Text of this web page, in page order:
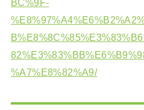
BC%9F-
%A7%E8%82%A9/